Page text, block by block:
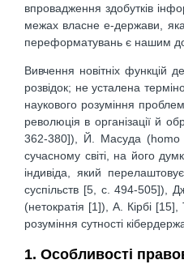
впровадження здобутків
межах власне е-держави, яка
переформатувань є нашим
Вивчення новітніх функцій
розвідок; не усталена
наукового розуміння
революція в організації й
362-380]), Й. Масуда
сучасному світі, на його
індивіда, який
суспільств [5, с. 494-505]),
(нетократія [1]), А. Кірбі
розуміння сутності
1. Особливості